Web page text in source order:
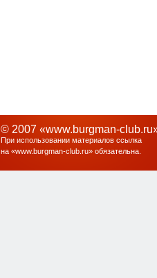
© 2007 «www.burgman-
При использовании материалов ссылка
на «www.burgman-club.ru» обязательна